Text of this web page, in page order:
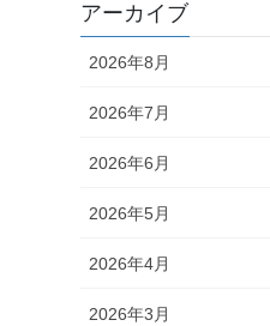
アーカイブ
2026年8月
2026年7月
2026年6月
2026年5月
2026年4月
2026年3月